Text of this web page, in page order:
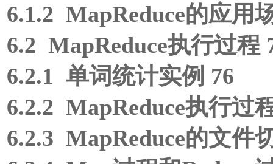
6.1.2 MapReduce的应用
6.2 MapReduce执行过程
6.2.1 单词统计实例 76
6.2.2 MapReduce执行过
6.2.3 MapReduce的文件